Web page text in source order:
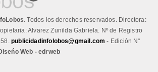
. Todos los derechos reservados. Directora:
Alvarez Zunilda Gabriela. Nº de Registro
publicidadinfolobos@gmail.com - Edición N°
Web - edrweb